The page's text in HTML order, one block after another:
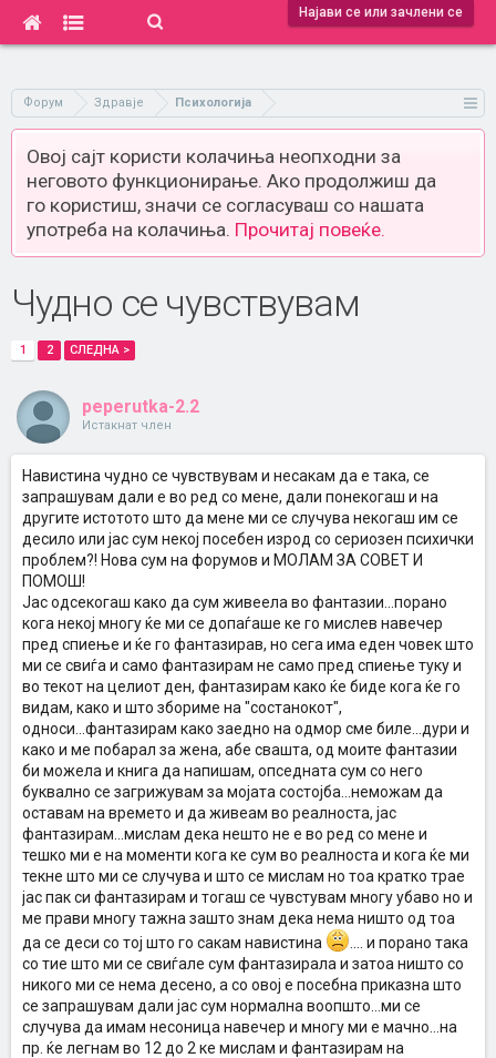
Најави се или зачлени се
Форум Здравје Психологија
Овој сајт користи колачиња неопходни за
неговото функционирање. Ако продолжиш да
го користиш, значи се согласуваш со нашата
употреба на колачиња. Прочитај повеќе.
Чудно се чувствувам
1 2 СЛЕДНА >
peperutka-2.2
Истакнат член
Навистина чудно се чувствувам и несакам да е така, се
запрашувам дали е во ред со мене, дали понекогаш и на
другите истотото што да мене ми се случува некогаш им се
десило или јас сум некој посебен изрод со сериозен психички
проблем?! Нова сум на форумов и МОЛАМ ЗА СОВЕТ И
ПОМОШ!
Јас одсекогаш како да сум живеела во фантазии...порано
кога некој многу ќе ми се допаѓаше ке го мислев навечер
пред спиење и ќе го фантазирав, но сега има еден човек што
ми се свиѓа и само фантазирам не само пред спиење туку и
во текот на целиот ден, фантазирам како ќе биде кога ќе го
видам, како и што збориме на "состанокот",
односи...фантазирам како заедно на одмор сме биле...дури и
како и ме побарал за жена, абе свашта, од моите фантазии
би можела и книга да напишам, опседната сум со него
буквално се загрижувам за мојата состојба...неможам да
оставам на времето и да живеам во реалноста, јас
фантазирам...мислам дека нешто не е во ред со мене и
тешко ми е на моменти кога ке сум во реалноста и кога ќе ми
текне што ми се случува и што се мислам но тоа кратко трае
јас пак си фантазирам и тогаш се чувстувам многу убаво но и
ме прави многу тажна зашто знам дека нема ништо од тоа
да се деси со тој што го сакам навистина
.... и порано така
со тие што ми се свиѓале сум фантазирала и затоа ништо со
никого ми се нема десено, а со овој е посебна приказна што
се запрашувам дали јас сум нормална воопшто...ми се
случува да имам несоница навечер и многу ми е мачно...на
пр. ќе легнам во 12 до 2 ке мислам и фантазирам на